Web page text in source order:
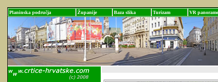
Planinska područja Županije Baza slika Turizam VR panorame